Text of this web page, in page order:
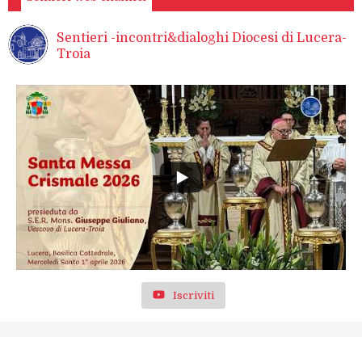
Sentieri -incontri&dialoghi Diocesi di Lucera-
Troia
Iscriviti